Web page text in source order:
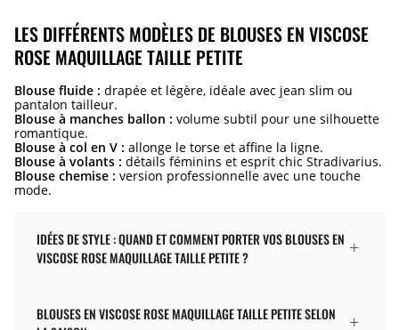
LES DIFFÉRENTS MODÈLES DE BLOUSES EN VISCOSE
ROSE MAQUILLAGE TAILLE PETITE
Blouse fluide : drapée et légère, idéale avec jean slim ou
pantalon tailleur.
Blouse à manches ballon : volume subtil pour une silhouette
romantique.
Blouse à col en V : allonge le torse et affine la ligne.
Blouse à volants : détails féminins et esprit chic Stradivarius.
Blouse chemise : version professionnelle avec une touche
mode.
IDÉES DE STYLE : QUAND ET COMMENT PORTER VOS BLOUSES EN
VISCOSE ROSE MAQUILLAGE TAILLE PETITE ?
BLOUSES EN VISCOSE ROSE MAQUILLAGE TAILLE PETITE SELON